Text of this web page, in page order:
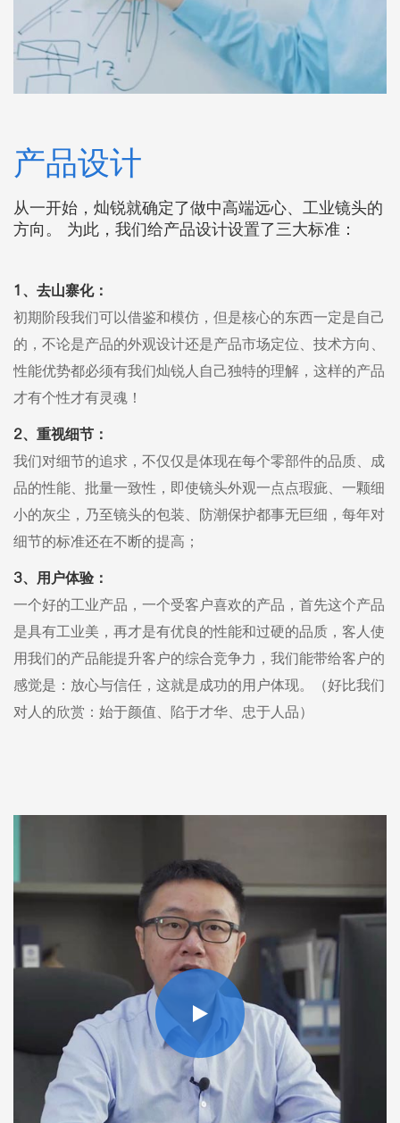
产品设计
从一开始，灿锐就确定了做中高端远心、工业镜头的
方向。 为此，我们给产品设计设置了三大标准：
1、去山寨化：
初期阶段我们可以借鉴和模仿，但是核心的东西一定是自己
的，不论是产品的外观设计还是产品市场定位、技术方向、
性能优势都必须有我们灿锐人自己独特的理解，这样的产品
才有个性才有灵魂！
2、重视细节：
我们对细节的追求，不仅仅是体现在每个零部件的品质、成
品的性能、批量一致性，即使镜头外观一点点瑕疵、一颗细
小的灰尘，乃至镜头的包装、防潮保护都事无巨细，每年对
细节的标准还在不断的提高；
3、用户体验：
一个好的工业产品，一个受客户喜欢的产品，首先这个产品
是具有工业美，再才是有优良的性能和过硬的品质，客人使
用我们的产品能提升客户的综合竞争力，我们能带给客户的
感觉是：放心与信任，这就是成功的用户体现。（好比我们
对人的欣赏：始于颜值、陷于才华、忠于人品）